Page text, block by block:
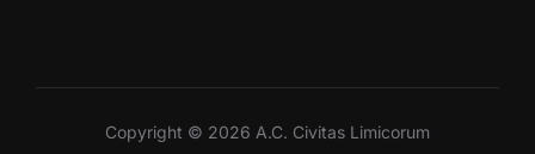
Copyright © 2026 A.C. Civitas Limicorum